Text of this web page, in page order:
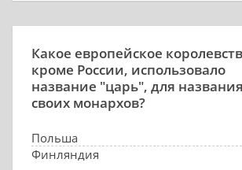
Какое европейское
кроме России, использовало
название "царь", для названия
своих монархов?
Польша
Финляндия